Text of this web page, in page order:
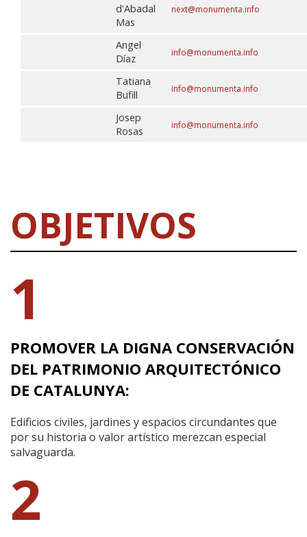
d'Abadal
Mas
next@monumenta.info
Angel
Díaz
info@monumenta.info
Tatiana
Bufill
info@monumenta.info
Josep
Rosas
info@monumenta.info
OBJETIVOS
1
PROMOVER LA DIGNA CONSERVACIÓN
DEL PATRIMONIO ARQUITECTÓNICO
DE CATALUNYA:
Edificios civiles, jardines y espacios circundantes que
por su historia o valor artístico merezcan especial
salvaguarda.
2